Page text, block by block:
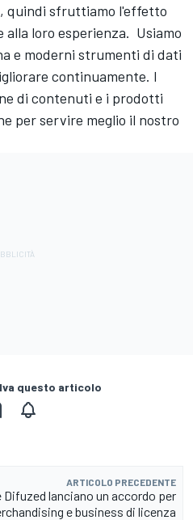
quindi sfruttiamo l'effetto
alla loro esperienza. Usiamo
e moderni strumenti di dati
continuamente. I
di contenuti e i prodotti
per servire meglio il nostro
questo articolo
ARTICOLO PRECEDENTE
lanciano un accordo per
e business di licenza